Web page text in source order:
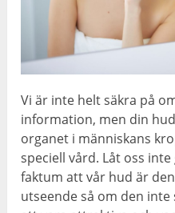
Vi är inte helt säkra på
information, men din
organet i människans
speciell vård. Låt oss
faktum att vår hud är
utseende så om den